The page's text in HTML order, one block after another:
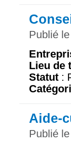
Publié
Lieu de
Statut :
Aide-
Publié